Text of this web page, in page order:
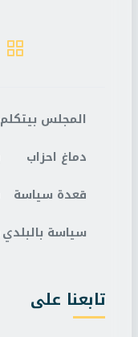
المجلس بيتكلم
دماغ احزاب
قعدة سياسة
سياسة بالبلدي
تابعنا على